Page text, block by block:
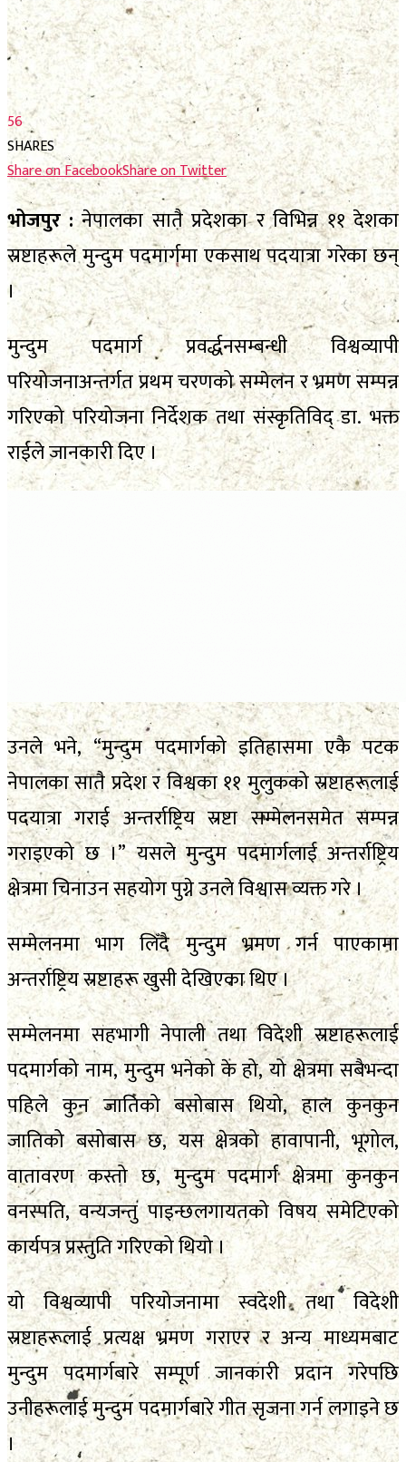
निर्वाचन
भिजिट नेपाल
सम्पादकीय
स्थानीय निर्वाचन
No Result
View All Result
निर्वाचन
भिजिट नेपाल
सम्पादकीय
स्थानीय निर्वाचन
No Result
View All Result
56
SHARES
Share on FacebookShare on Twitter
भोजपुर :नेपालका सातै प्रदेशका र विभिन्न ११ देशका
स्रष्टाहरूले मुन्दुम पदमार्गमा एकसाथ पदयात्रा गरेका छन्
।
मुन्दुम पदमार्ग प्रवर्द्धनसम्बन्धी विश्वव्यापी
परियोजनाअन्तर्गत प्रथम चरणको सम्मेलन र भ्रमण सम्पन्न
गरिएको परियोजना निर्देशक तथा संस्कृतिविद् डा. भक्त
राईले जानकारी दिए ।
उनले भने, “मुन्दुम पदमार्गको इतिहासमा एकै पटक
नेपालका सातै प्रदेश र विश्वका ११ मुलुकको स्रष्टाहरूलाई
पदयात्रा गराई अन्तर्राष्ट्रिय स्रष्टा सम्मेलनसमेत सम्पन्न
गराइएको छ ।” यसले मुन्दुम पदमार्गलाई अन्तर्राष्ट्रिय
क्षेत्रमा चिनाउन सहयोग पुग्ने उनले विश्वास व्यक्त गरे ।
सम्मेलनमा भाग लिँदै मुन्दुम भ्रमण गर्न पाएकामा
अन्तर्राष्ट्रिय स्रष्टाहरू खुसी देखिएका थिए ।
सम्मेलनमा सहभागी नेपाली तथा विदेशी स्रष्टाहरूलाई
पदमार्गको नाम, मुन्दुम भनेको के हो, यो क्षेत्रमा सबैभन्दा
पहिले कुन जातिको बसोबास थियो, हाल कुनकुन
जातिको बसोबास छ, यस क्षेत्रको हावापानी, भूगोल,
वातावरण कस्तो छ, मुन्दुम पदमार्ग क्षेत्रमा कुनकुन
वनस्पति, वन्यजन्तु पाइन्छलगायतको विषय समेटिएको
कार्यपत्र प्रस्तुति गरिएको थियो ।
यो विश्वव्यापी परियोजनामा स्वदेशी तथा विदेशी
स्रष्टाहरूलाई प्रत्यक्ष भ्रमण गराएर र अन्य माध्यमबाट
मुन्दुम पदमार्गबारे सम्पूर्ण जानकारी प्रदान गरेपछि
उनीहरूलाई मुन्दुम पदमार्गबारे गीत सृजना गर्न लगाइने छ
।